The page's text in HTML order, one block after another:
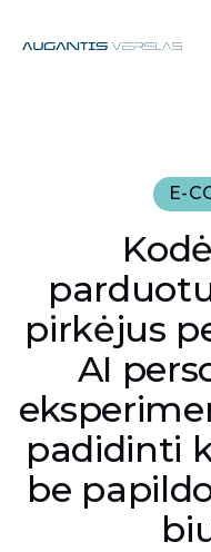
E-
pirkėjus
AI
padidinti
be